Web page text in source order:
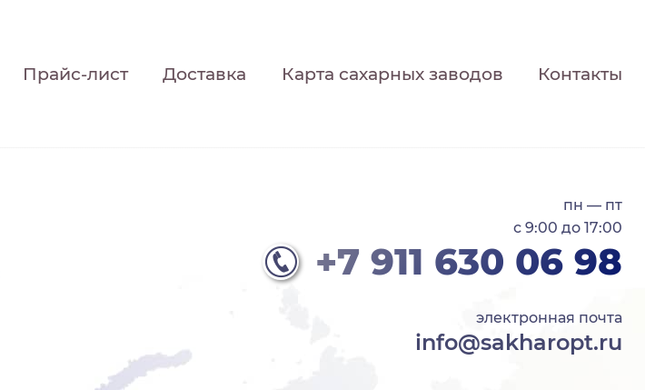
Прайс-лист Доставка Карта сахарных заводов Контакты
пн — пт
с 9:00 до 17:00
+7 911 630 06 98
электронная почта
info@sakharopt.ru